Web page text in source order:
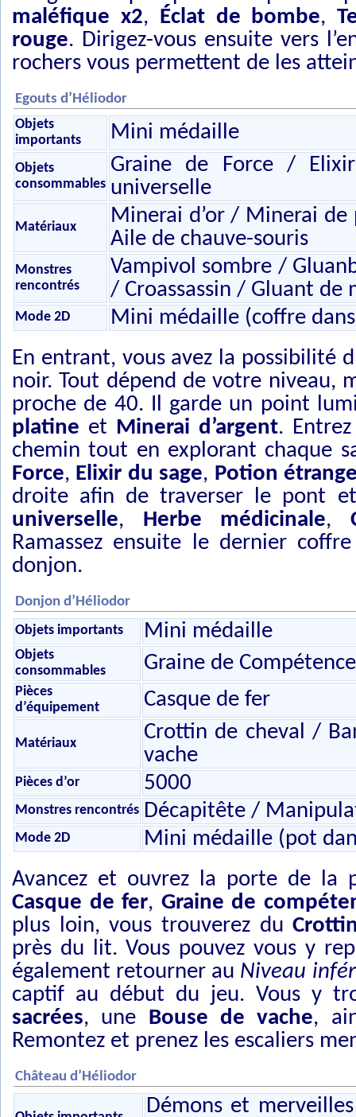
maléfique x2, Éclat de bombe,
rouge. Dirigez-vous ensuite vers
rochers vous permettent de les
Egouts d’Héliodor
Objets
importants
Mini médaille
Objets
consommables
Graine de Force /
universelle
Matériaux
Minerai d’or / Minerai de
Aile de chauve-souris
Monstres
rencontrés
Vampivol sombre /
/ Croassassin / Gluant de
Mode 2D
Mini médaille (coffre
En entrant, vous avez la possibilité
noir. Tout dépend de votre niveau,
proche de 40. Il garde un point
platine et Minerai d’argent.
chemin tout en explorant chaque
Force, Elixir du sage, Potion
droite afin de traverser le pont
universelle, Herbe médicinale,
Ramassez ensuite le dernier
donjon.
Donjon d’Héliodor
Objets importants
Mini médaille
Objets
consommables
Graine de
Pièces
d’équipement
Casque de fer
Matériaux
Crottin de cheval /
vache
Pièces d’or 5000
Monstres rencontrés Décapitête /
Mode 2D
Mini médaille (pot
Avancez et ouvrez la porte de la
Casque de fer, Graine de
plus loin, vous trouverez du
près du lit. Vous pouvez vous y
également retourner au Niveau
captif au début du jeu. Vous y
sacrées, une Bouse de vache,
Remontez et prenez les escaliers
Château d’Héliodor
Démons et